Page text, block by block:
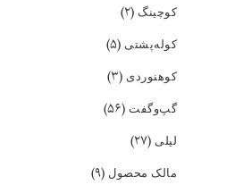
کوچینگ (۲)
کوله‌پشتی (۵)
کوهنوردی (۳)
گپ‌و‌گفت (۵۶)
لیلی (۲۷)
مالک محصول (۹)